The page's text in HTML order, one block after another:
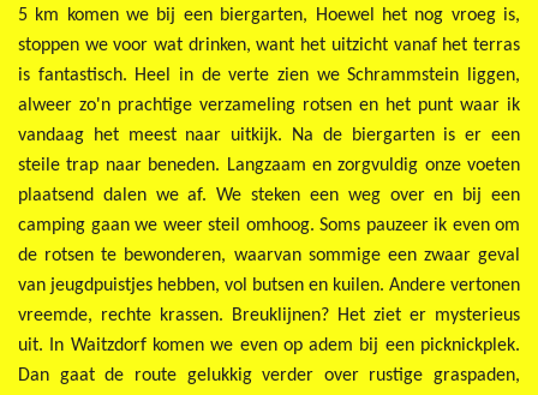
5 km komen we bij een biergarten, Hoewel het nog vroeg is,
stoppen we voor wat drinken, want het uitzicht vanaf het terras
is fantastisch. Heel in de verte zien we Schrammstein liggen,
alweer zo'n prachtige verzameling rotsen en het punt waar ik
vandaag het meest naar uitkijk. Na de biergarten is er een
steile trap naar beneden. Langzaam en zorgvuldig onze voeten
plaatsend dalen we af. We steken een weg over en bij een
camping gaan we weer steil omhoog. Soms pauzeer ik even om
de rotsen te bewonderen, waarvan sommige een zwaar geval
van jeugdpuistjes hebben, vol butsen en kuilen. Andere vertonen
vreemde, rechte krassen. Breuklijnen? Het ziet er mysterieus
uit. In Waitzdorf komen we even op adem bij een picknickplek.
Dan gaat de route gelukkig verder over rustige graspaden,